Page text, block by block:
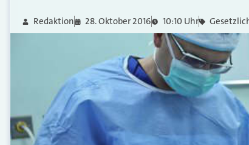
Redaktion 28. Oktober 2016 10:10 Uhr